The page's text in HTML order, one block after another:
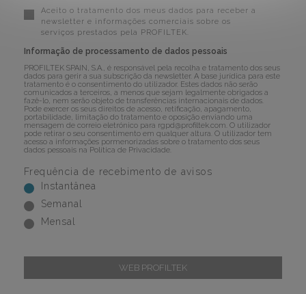
Aceito o tratamento dos meus dados para receber a
newsletter e informações comerciais sobre os
serviços prestados pela PROFILTEK.
Informação de processamento de dados pessoais
PROFILTEK SPAIN, S.A., é responsável pela recolha e tratamento dos seus
dados para gerir a sua subscrição da newsletter. A base jurídica para este
tratamento é o consentimento do utilizador. Estes dados não serão
comunicados a terceiros, a menos que sejam legalmente obrigados a
fazê-lo, nem serão objeto de transferências internacionais de dados.
Pode exercer os seus direitos de acesso, retificação, apagamento,
portabilidade, limitação do tratamento e oposição enviando uma
mensagem de correio eletrónico para rgpd@profiltek.com . O utilizador
pode retirar o seu consentimento em qualquer altura. O utilizador tem
acesso a informações pormenorizadas sobre o tratamento dos seus
dados pessoais na Política de Privacidade
Frequência de recebimento de avisos
Instantânea
Semanal
Mensal
WEB PROFILTEK